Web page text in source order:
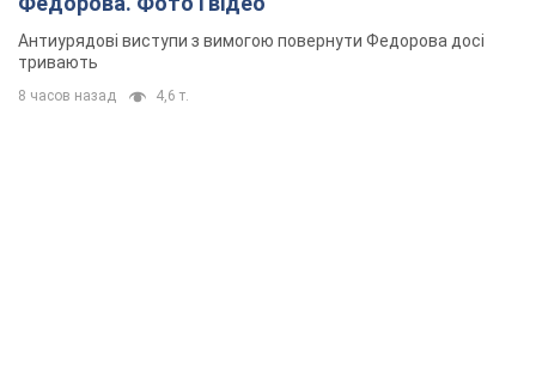
Антиурядові виступи з вимогою повернути Федорова досі
тривають
8 часов назад 4,6 т.